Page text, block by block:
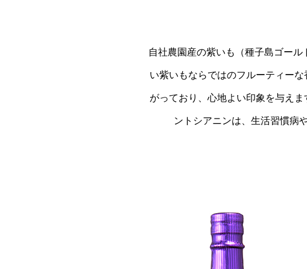
自社農園産の紫いも（種子島ゴー
い紫いもならではのフルーティー
がっており、心地よい印象を与え
ントシアニンは、生活習慣病